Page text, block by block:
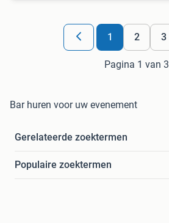
1 2 3
Pagina 1 van 3
Bar huren voor uw evenement
Gerelateerde zoektermen
Populaire zoektermen